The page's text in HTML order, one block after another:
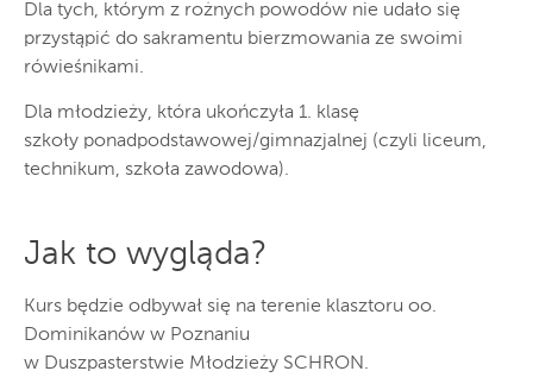
Dla tych, którym z rożnych powodów nie udało się
przystąpić do sakramentu bierzmowania ze swoimi
rówieśnikami.
Dla młodzieży, która ukończyła 1. klasę
szkoły ponadpodstawowej/gimnazjalnej (czyli liceum,
technikum, szkoła zawodowa).
Jak to wygląda?
Kurs będzie odbywał się na terenie klasztoru oo.
Dominikanów w Poznaniu
w Duszpasterstwie Młodzieży SCHRON.